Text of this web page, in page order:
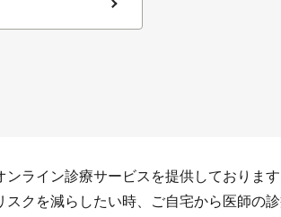
ライン診療サービスを提供しております
クを減らしたい時、ご自宅から医師の